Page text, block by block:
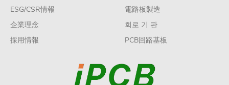
ESG/CSR情報
企業理念
採用情報
電路板製造
회로 기 판
PCB回路基板